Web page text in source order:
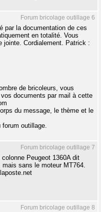
Forum bricolage outillage 6
par la documentation de ces
en totalité. Vous
jointe. Cordialement. Patrick :
de bricoleurs, vous
documents par mail à cette
du message, le thème et le
forum outillage.
Forum bricolage outillage 7
Peugeot 1360A dit
sans le moteur MT764.
Forum bricolage outillage 8